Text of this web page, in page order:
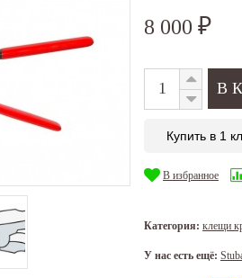
8 000 ₽
Купить в 1
В избранное
Категория: клещи
У нас есть ещё: